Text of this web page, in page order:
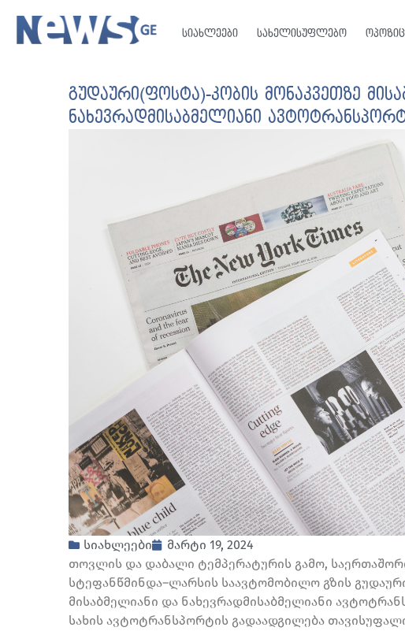
სიახლეები სახელისუფლებო
გუდაური(ფოსტა)-კობის მონაკვეთზე
ნახევრადმისაბმელიანი
სიახლეები
მარტი 19, 2024
თოვლის და დაბალი ტემპერატურის გამო,
სტეფანწმინდა–ლარსის საავტომობილო გზის
მისაბმელიანი და ნახევრადმისაბმელიანი
სახის ავტოტრანსპორტის გადაადგილება